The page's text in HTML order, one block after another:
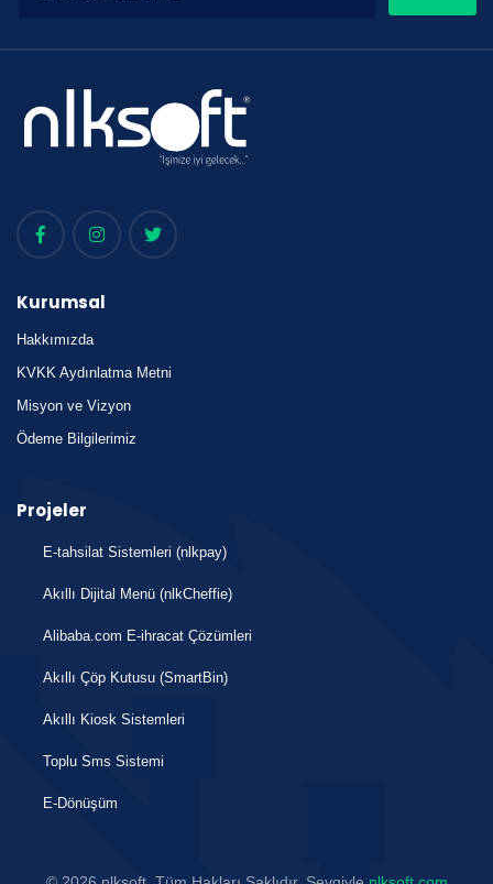
Kurumsal
Hakkımızda
KVKK Aydınlatma Metni
Misyon ve Vizyon
Ödeme Bilgilerimiz
Projeler
E-tahsilat Sistemleri (nlkpay)
Akıllı Dijital Menü (nlkCheffie)
Alibaba.com E-ihracat Çözümleri
Akıllı Çöp Kutusu (SmartBin)
Akıllı Kiosk Sistemleri
Toplu Sms Sistemi
E-Dönüşüm